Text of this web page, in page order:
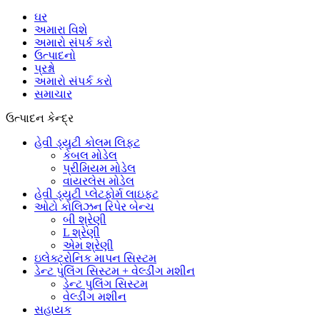
ઘર
અમારા વિશે
અમારો સંપર્ક કરો
ઉત્પાદનો
પ્રશ્નો
અમારો સંપર્ક કરો
સમાચાર
ઉત્પાદન કેન્દ્ર
હેવી ડ્યુટી કોલમ લિફ્ટ
કેબલ મોડેલ
પ્રીમિયમ મોડેલ
વાયરલેસ મોડેલ
હેવી ડ્યુટી પ્લેટફોર્મ લાઇફટ
ઓટો કોલિઝન રિપેર બેન્ચ
બી શ્રેણી
L શ્રેણી
એમ શ્રેણી
ઇલેક્ટ્રોનિક માપન સિસ્ટમ
ડેન્ટ પુલિંગ સિસ્ટમ + વેલ્ડીંગ મશીન
ડેન્ટ પુલિંગ સિસ્ટમ
વેલ્ડીંગ મશીન
સહાયક